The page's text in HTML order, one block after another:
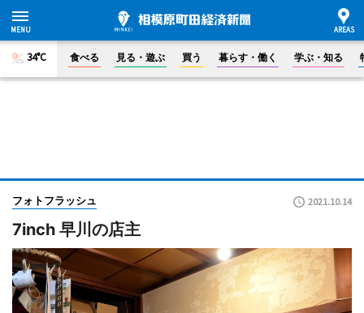
34°C 食べる 見る・遊ぶ 買う 暮らす・働く 学ぶ・知る
フォトフラッシュ 2021.10.14
7inch 早川の店主